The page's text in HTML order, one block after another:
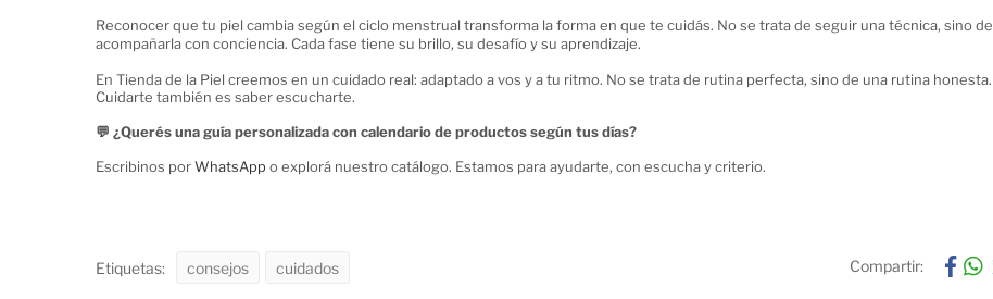
Reconocer que tu piel cambia según el ciclo menstrual transforma la forma en que te cuidás. No se trata de seguir una técnica, sino de
acompañarla con conciencia. Cada fase tiene su brillo, su desafío y su aprendizaje.
En Tienda de la Piel creemos en un cuidado real: adaptado a vos y a tu ritmo. No se trata de rutina perfecta, sino de una rutina honesta.
Cuidarte también es saber escucharte.
💬 ¿Querés una guía personalizada con calendario de productos según tus días?
Escribinos porWhatsAppo explorá nuestro catálogo. Estamos para ayudarte, con escucha y criterio.
Etiquetas: consejos cuidados Compartir: